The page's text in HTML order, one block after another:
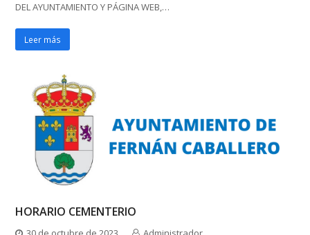
DEL AYUNTAMIENTO Y PÁGINA WEB,…
Leer más
HORARIO CEMENTERIO